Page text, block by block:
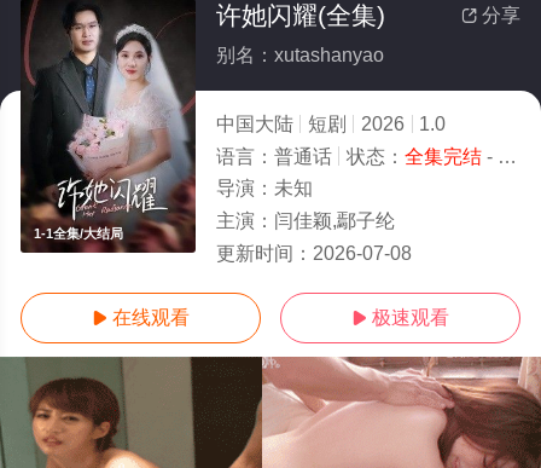
1-1全集/大结局
 分享
许她闪耀(全集)
别名：xutashanyao
中国大陆 短剧 2026
1.0
语言： 普通话 状态： 全集完结- 免费在线观看
导演： 未知
主演： 闫佳颖,鄢子纶
更新时间： 2026-07-08
 在线观看  极速观看